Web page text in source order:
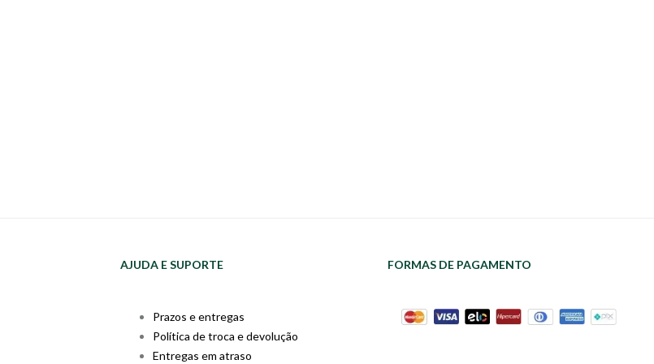
AJUDA E SUPORTE
Prazos e entregas
Política de troca e devolução
Entregas em atraso
FORMAS DE PAGAMENTO